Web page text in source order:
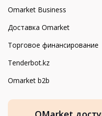
Omarket Business
Доставка Omarket
Торговое финансирование
Tenderbot.kz
Omarket b2b